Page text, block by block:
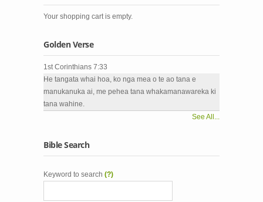
Your shopping cart is empty.
Golden Verse
1st Corinthians 7:33
He tangata whai hoa, ko nga mea o te ao tana e
manukanuka ai, me pehea tana whakamanawareka ki
tana wahine.
See All...
Bible Search
Keyword to search (?)